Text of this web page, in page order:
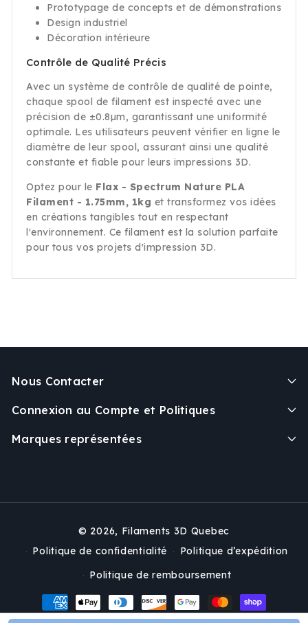
Prototypage de concepts et de démonstrations
Design industriel
Décoration intérieure
Contrôle de Qualité Précis
Avec un système de contrôle de qualité de pointe,
chaque spool de filament est inspecté avec une
précision de ±0.8µm, garantissant une uniformité
optimale. Les utilisateurs peuvent vérifier en ligne le
diamètre de leur spool, assurant ainsi une qualité
constante et fiable pour leurs impressions 3D.
Optez pour le Flax - Spectrum Nature PLA
Filament - 1.75mm, 1kg et transformez vos idées
en créations tangibles tout en respectant
l'environnement. Ce filament est la solution parfaite
pour tous vos projets d'impression 3D.
Nous Contacter
Connexion au Compte et Politiques
Marques représentées
© 2026, Filaments 3D Quebec
Politique de confidentialité
Politique d’expédition
Politique de remboursement
Moyens
de